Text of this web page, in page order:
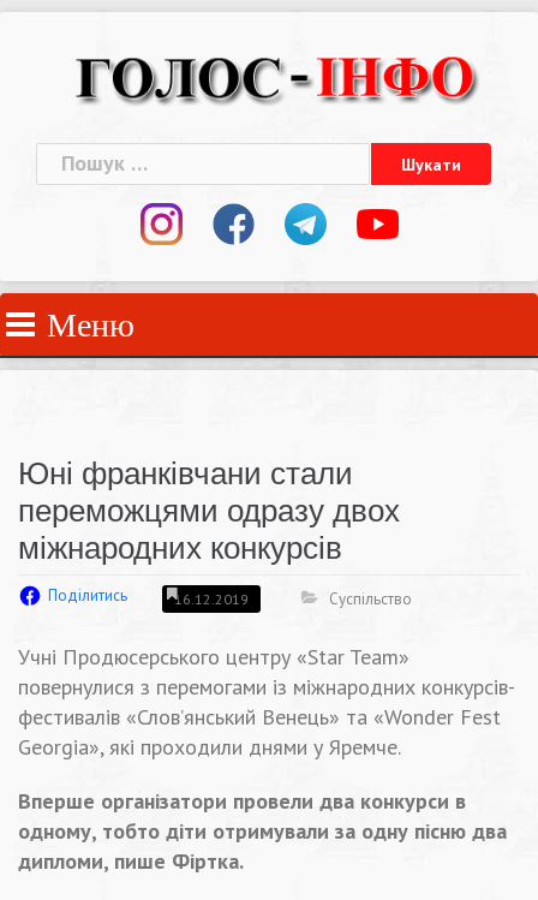
Пошук:
Меню
Юні франківчани стали
переможцями одразу двох
міжнародних конкурсів
Поділитись 16.12.2019 Суспільство
Учні Продюсерського центру «Star Team»
повернулися з перемогами із міжнародних конкурсів-
фестивалів «Слов’янський Венець» та «Wonder Fest
Georgia», які проходили днями у Яремче.
Вперше організатори провели два конкурси в
одному, тобто діти отримували за одну пісню два
дипломи, пише Фіртка.